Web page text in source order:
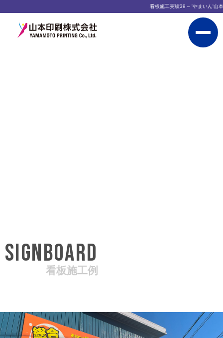
看板施工実績39 – 'やまいん'山本
SIGNBOARD
看板施工例